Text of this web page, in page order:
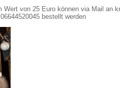
Wert von 25 Euro können via Mail an
bestellt werden